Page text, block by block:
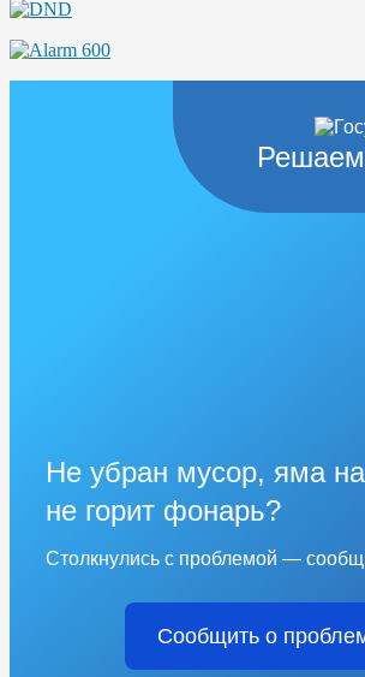
Не убран мусор, яма
не горит фонарь?
Столкнулись с проблемой —
Сообщить о